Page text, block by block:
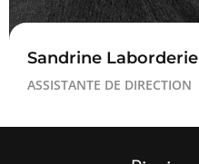
Sandrine Laborderie
ASSISTANTE DE DIRECTION